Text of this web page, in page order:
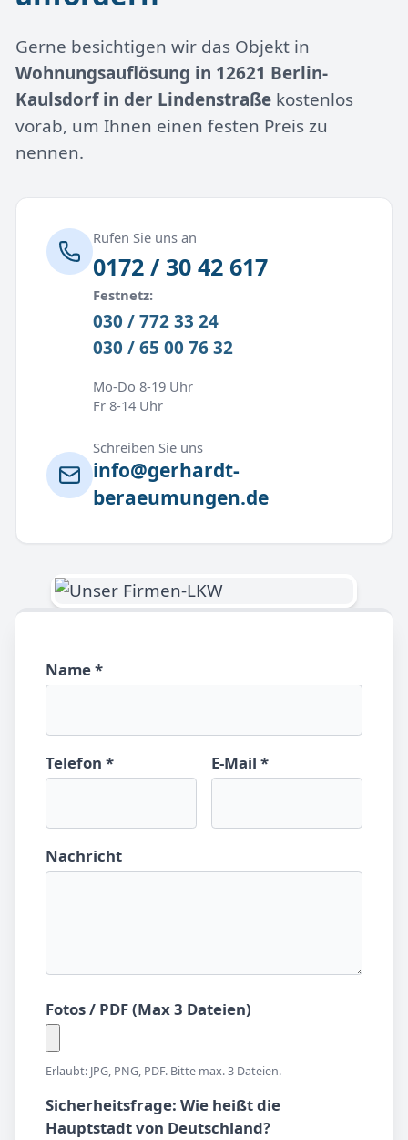
Gerne besichtigen wir das Objekt in
Wohnungsauflösung in 12621 Berlin-
Kaulsdorf in der Lindenstraßekostenlos
vorab, um Ihnen einen festen Preis zu
nennen.
Rufen Sie uns an
0172 / 30 42 617
Festnetz:
030 / 772 33 24
030 / 65 00 76 32
Mo-Do 8-19 Uhr
Fr 8-14 Uhr
Schreiben Sie uns
info@gerhardt-
beraeumungen.de
Name *
Telefon * E-Mail *
Nachricht
Fotos / PDF (Max 3 Dateien)
Erlaubt: JPG, PNG, PDF. Bitte max. 3 Dateien.
Sicherheitsfrage: Wie heißt die
Hauptstadt von Deutschland?